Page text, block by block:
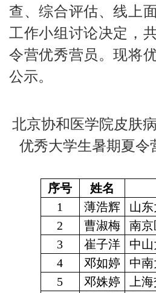
查、综合评估、线上
工作小组讨论决定，
令营优秀营员。现将
公示。
北京协和医学院皮肤
优秀大学生暑期夏令
序号 姓名
1
薄浩辉
山
2
曹淑梅
南
3
崔子洋
中
4
邓如婷
中
5
邓姝婷
上